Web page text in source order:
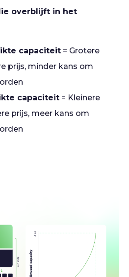
overblijft in het
capaciteit = Grotere
prijs, minder kans om
capaciteit = Kleinere
prijs, meer kans om